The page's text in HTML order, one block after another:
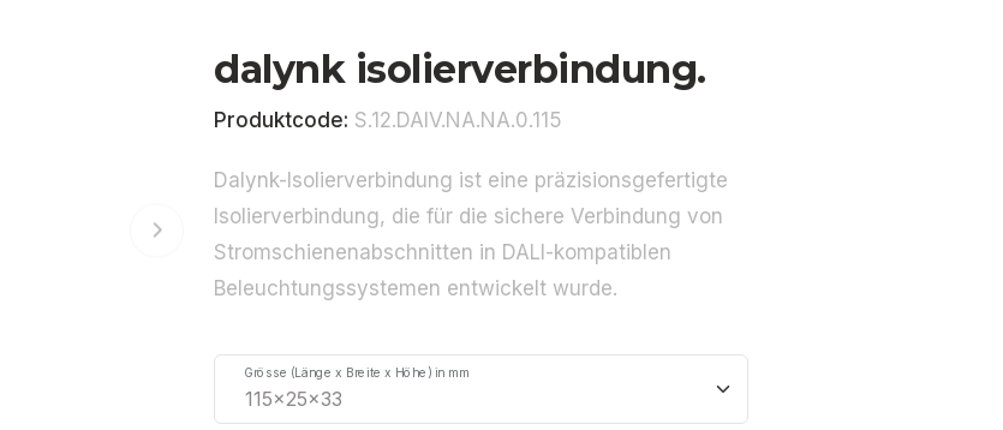
dalynk isolierverbindung.
Produktcode: S.12.DAIV.NA.NA.0.115
Dalynk-Isolierverbindung ist eine präzisionsgefertigte
Isolierverbindung, die für die sichere Verbindung von
Stromschienenabschnitten in DALI-kompatiblen
Beleuchtungssystemen entwickelt wurde.
Grösse (Länge x Breite x Höhe) in mm